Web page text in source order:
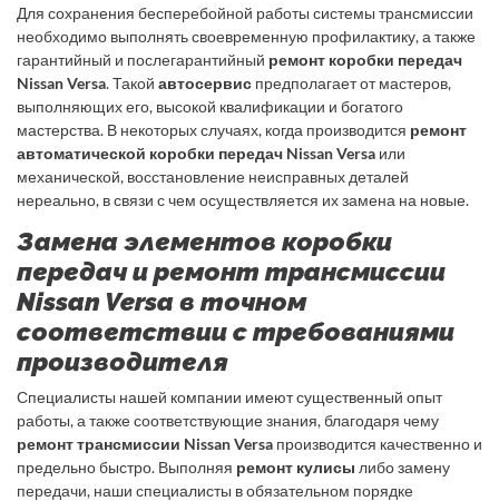
Для сохранения бесперебойной работы системы трансмиссии
необходимо выполнять своевременную профилактику, а также
гарантийный и послегарантийный ремонт коробки передач
Nissan Versa. Такой автосервис предполагает от мастеров,
выполняющих его, высокой квалификации и богатого
мастерства. В некоторых случаях, когда производится ремонт
автоматической коробки передач Nissan Versa или
механической, восстановление неисправных деталей
нереально, в связи с чем осуществляется их замена на новые.
Замена элементов коробки
передач и ремонт трансмиссии
Nissan Versa в точном
соответствии с требованиями
производителя
Специалисты нашей компании имеют существенный опыт
работы, а также соответствующие знания, благодаря чему
ремонт трансмиссии Nissan Versa производится качественно и
предельно быстро. Выполняя ремонт кулисы либо замену
передачи, наши специалисты в обязательном порядке